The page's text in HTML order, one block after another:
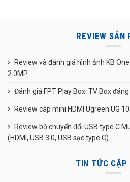
REVIEW SẢN
Review và đánh giá hình ảnh KB
2.0MP
Đánh giá FPT Play Box: TV Box
Review cáp mini HDMI Ugreen UG
Review bộ chuyển đổi USB type C
(HDMI, USB 3.0, USB sạc type C)
TIN TỨC CẬP